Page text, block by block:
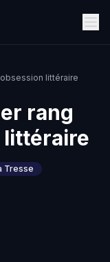
littéraire
rang
littéraire
Tresse